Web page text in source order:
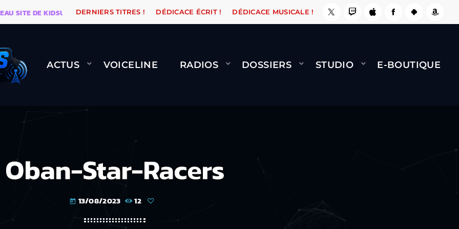
DE KIDSUNE WARÉTRO ORANGE ROAD QUI PASSE, ÇA LE FAIT ! NAMI BERNARD MINET - FLY
DERNIERS TITRES ! DÉDICACE ÉCRIT ! DÉDICACE MUSICALE !
ACTUS VOICELINE RADIOS DOSSIERS STUDIO E-BOUTIQUE
Oban-Star-Racers
today 13/08/2023 12